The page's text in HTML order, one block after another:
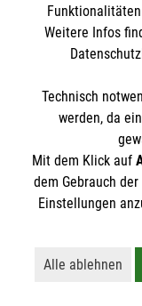
Malteserorden
Sharepoint
Bank: PAX
BIC:
So finden
81673
Email:
Der Malteser
Gewerbesteuer
Weitere Infos
Technisch
werden, da
Mit dem Klick auf
dem Gebrauch
Einstellungen
Alle ablehnen
Lehnt